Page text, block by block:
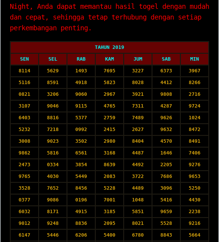
Night, Anda dapat memantau hasil togel dengan mudah
dan cepat, sehingga tetap terhubung dengan setiap
perkembangan penting.
TAHUN 2019
SEN SEL RAB KAM JUM SAB MIN
8114 5629 1493 7695 3227 6373 3967
5116 8591 4918 5823 8028 4412 8266
0821 3206 9060 2967 3921 9808 2716
3107 9046 9115 4765 7311 4287 9724
6403 8816 5377 2759 7489 9626 1024
5232 7218 0992 2415 2627 9632 8472
3008 9023 3502 2980 8404 4570 8491
9862 5816 6561 3168 4487 1646 7406
2473 0334 3854 8639 4492 2205 9276
9765 4030 5449 2083 3722 7686 9653
3528 7652 8456 5228 4489 3096 5250
0377 9086 0196 7001 1048 5416 4430
6032 8171 4915 3185 5851 9659 2238
9012 9248 8836 2095 8021 5528 9216
6147 5446 6206 5400 6780 8843 5664